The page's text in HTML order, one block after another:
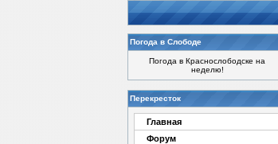
Погода в Слободе
Погода в Краснослободске на
неделю!
Перекресток
Главная
Форум